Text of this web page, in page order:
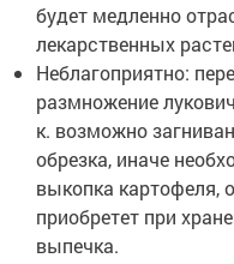
будет медленно
лекарственных
Неблагоприятно:
размножение
к. возможно
обрезка, иначе
выкопка картофеля,
приобретет при
выпечка.